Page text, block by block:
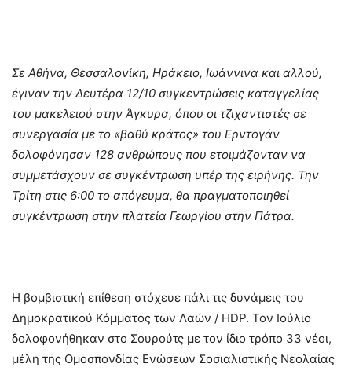
Σε Αθήνα, Θεσσαλονίκη, Ηράκειο, Ιωάννινα και αλλού,
έγιναν την Δευτέρα 12/10 συγκεντρώσεις καταγγελίας
του μακελειού στην Άγκυρα, όπου οι τζιχαντιστές σε
συνεργασία με το «βαθύ κράτος» του Ερντογάν
δολοφόνησαν 128 ανθρώπους που ετοιμάζονταν να
συμμετάσχουν σε συγκέντρωση υπέρ της ειρήνης. Την
Τρίτη στις 6:00 το απόγευμα, θα πραγματοποιηθεί
συγκέντρωση στην πλατεία Γεωργίου στην Πάτρα.
Η βομβιστική επίθεση στόχευε πάλι τις δυνάμεις του
Δημοκρατικού Κόμματος των Λαών / HDP. Τον Ιούλιο
δολοφονήθηκαν στο Σουρούτς με τον ίδιο τρόπο 33 νέοι,
μέλη της Ομοσπονδίας Ενώσεων Σοσιαλιστικής Νεολαίας